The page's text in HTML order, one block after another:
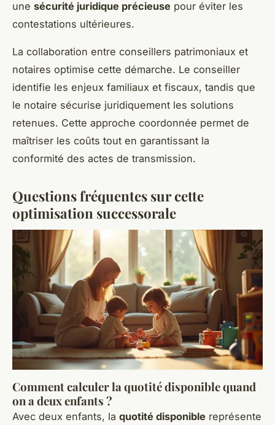
une sécurité juridique précieuse pour éviter les
contestations ultérieures.
La collaboration entre conseillers patrimoniaux et
notaires optimise cette démarche. Le conseiller
identifie les enjeux familiaux et fiscaux, tandis que
le notaire sécurise juridiquement les solutions
retenues. Cette approche coordonnée permet de
maîtriser les coûts tout en garantissant la
conformité des actes de transmission.
Questions fréquentes sur cette
optimisation successorale
Comment calculer la quotité disponible quand
on a deux enfants ?
Avec deux enfants, la quotité disponible représente